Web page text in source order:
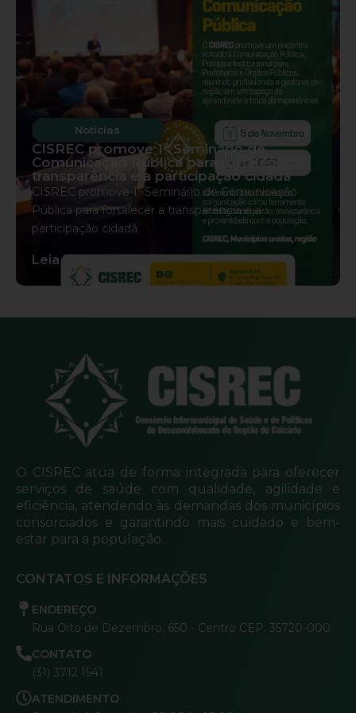
Notícias
CISREC promove 1º Seminário de
Comunicação Pública para fortalecer a
transparência e a participação cidadã
CISREC promove 1º Seminário de Comunicação
Pública para fortalecer a transparência e a
participação cidadã
Leia Mais
O CISREC atua de forma integrada para oferecer
serviços de saúde com qualidade, agilidade e
eficiência, atendendo às demandas dos municípios
consorciados e garantindo mais cuidado e bem-
estar para a população.
CONTATOS E INFORMAÇÕES
ENDEREÇO
Rua Oito de Dezembro, 650 - Centro CEP: 35720-000
CONTATO
(31) 3712 1541
ATENDIMENTO